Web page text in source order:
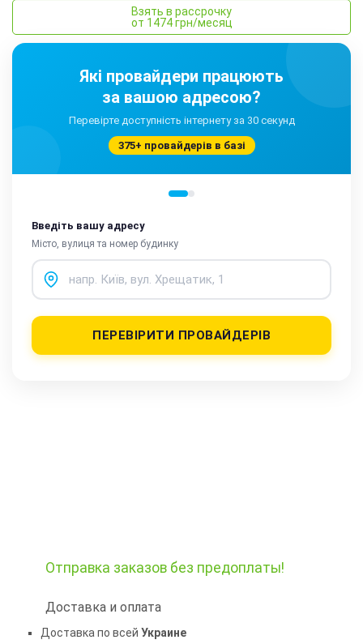
Взять в рассрочку
от 1474 грн/месяц
Які провайдери працюють
за вашою адресою?
Перевірте доступність інтернету за 30 секунд
375+ провайдерів в базі
Введіть вашу адресу
Місто, вулиця та номер будинку
ПЕРЕВІРИТИ ПРОВАЙДЕРІВ
Отправка заказов без предоплаты!
Доставка и оплата
Доставка по всей Украине